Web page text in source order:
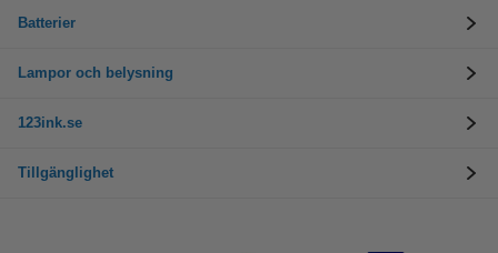
Batterier
Lampor och belysning
123ink.se
Tillgänglighet